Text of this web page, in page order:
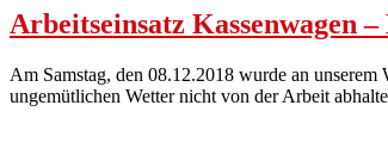
Arbeitseinsatz Kassenwagen –
Am Samstag, den 08.12.2018 wurde an
ungemütlichen Wetter nicht von der Arbeit